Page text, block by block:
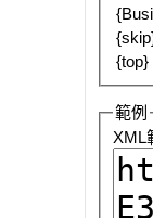
{top}
範例
XML